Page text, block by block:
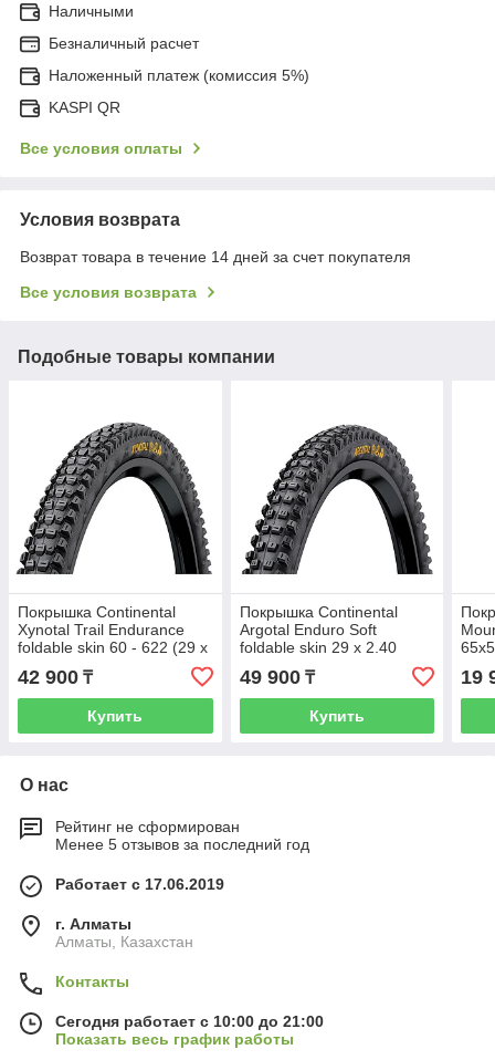
Наличными
Безналичный расчет
Наложенный платеж (комиссия 5%)
KASPI QR
Все условия оплаты
Условия возврата
Возврат товара в течение 14 дней за счет покупателя
Все условия возврата
Подобные товары компании
Покрышка Continental
Xynotal Trail Endurance
foldable skin 60 - 622 (29 x
42 900 ₸
Купить
Покрышка Continental
Argotal Enduro Soft
foldable skin 29 x 2.40
49 900₸
Купить
19
О нас
Рейтинг не сформирован
Менее 5 отзывов за последний год
Работает с 17.06.2019
г. Алматы
Алматы, Казахстан
Контакты
Сегодня работает с 10:00 до 21:00
Показать весь график работы